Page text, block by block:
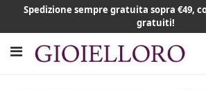
Spedizione sempre gratuita sopra €49,
gratuiti!